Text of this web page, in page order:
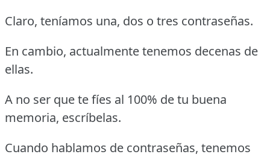
Claro, teníamos una, dos o tres contraseñas.
En cambio, actualmente tenemos decenas de
ellas.
A no ser que te fíes al 100% de tu buena
memoria, escríbelas.
Cuando hablamos de contraseñas, tenemos